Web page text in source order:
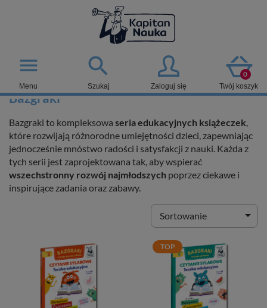

Szukaj Zaloguj się
0
Twój koszyk
menu
Menu
Bazgraki
Bazgraki to kompleksowa seria edukacyjnych książeczek,
które rozwijają różnorodne umiejętności dzieci, zapewniając
jednocześnie mnóstwo radości i satysfakcji z nauki. Każda z
tych serii jest zaprojektowana tak, aby wspierać
wszechstronny rozwój najmłodszych poprzez ciekawe i
inspirujące zadania oraz zabawy.
Sortowanie 
TOP